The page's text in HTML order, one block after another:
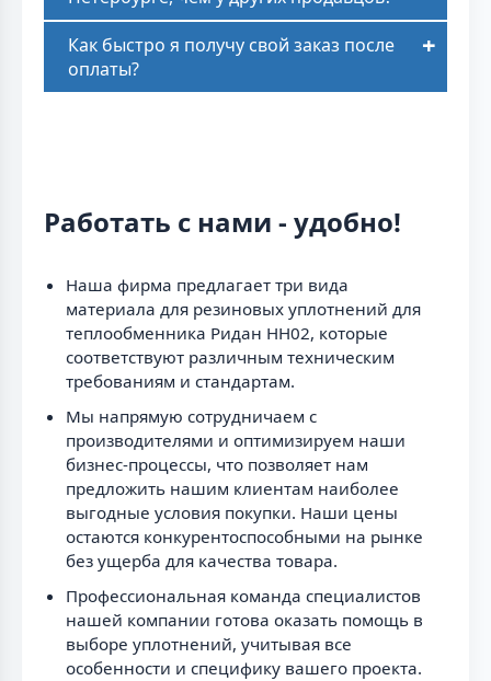
Как быстро я получу свой заказ после
оплаты?
Работать с нами - удобно!
Наша фирма предлагает три вида
материала для резиновых уплотнений для
теплообменника Ридан НН02, которые
соответствуют различным техническим
требованиям и стандартам.
Мы напрямую сотрудничаем с
производителями и оптимизируем наши
бизнес-процессы, что позволяет нам
предложить нашим клиентам наиболее
выгодные условия покупки. Наши цены
остаются конкурентоспособными на рынке
без ущерба для качества товара.
Профессиональная команда специалистов
нашей компании готова оказать помощь в
выборе уплотнений, учитывая все
особенности и специфику вашего проекта.